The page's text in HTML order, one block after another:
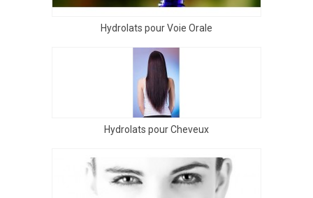
Hydrolats pour Voie Orale
Hydrolats pour Cheveux